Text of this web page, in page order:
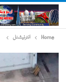
Home انٹرنیشنل